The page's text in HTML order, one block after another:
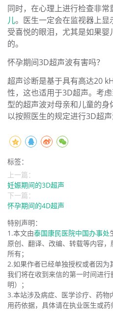
同时，在心理上进行检查非
儿。医生一定会在监视器上
受喜悦的眼泪，尤其是如果
的。
怀孕期间3D超声波有害吗？
超声诊断是基于具有高达20
性，这也适用于3D超声。考
型的超声波对母亲和儿童的
以按照医生的规定进行3D超声
标签：
上一篇：
妊娠期间的3D超声
下一篇：
怀孕期间的4D超声
特别声明：
1.本文由泰国康民医院中国办事处
原创、翻译、改编、转载等内容
所有；
2.如果作者已经单独授权或者因为
我们将在收到来信的第一时间进
明）；
3.本站涉及病症、医学诊疗、药
用药依据，具体请在执业医生或药